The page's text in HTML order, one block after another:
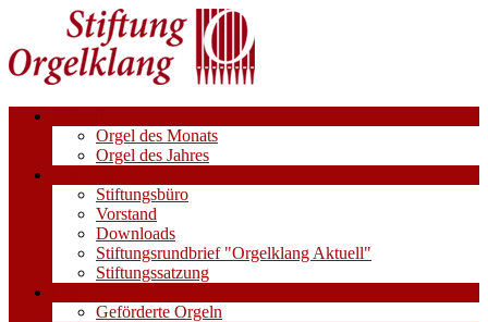
Orgel des Monats
Orgel des Jahres
Stiftungsbüro
Vorstand
Downloads
Stiftungsrundbrief "Orgelklang Aktuell"
Stiftungssatzung
Geförderte Orgeln